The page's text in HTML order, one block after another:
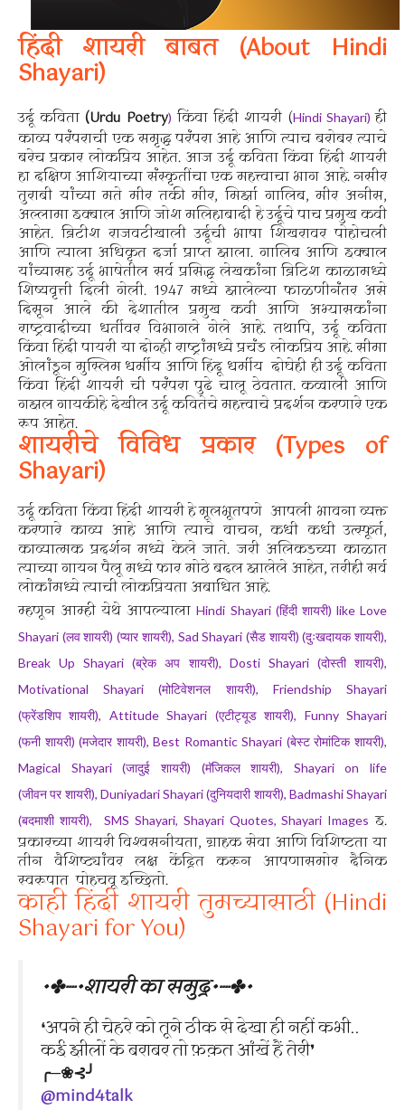
हिंदी शायरी बाबत (About Hindi
Shayari)
उर्दू कविता(Urdu Poetry) किंवा हिंदी शायरी (Hindi Shayari)ही
काव्य परंपराची एक समृद्ध परंपरा आहे आणि त्याच बरोबर त्याचे
बरेच प्रकार लोकप्रिय आहेत. आज उर्दू कविता किंवा हिंदी शायरी
हा दक्षिण आशियाच्या संस्कृतींचा एक महत्त्वाचा भाग आहे. नसीर
तुराबी यांच्या मते मीर तकी मीर, मिर्झा गालिब, मीर अनीस,
अल्लामा इक्बाल आणि जोश मलिहाबादी हे उर्दूचे पाच प्रमुख कवी
आहेत. ब्रिटीश राजवटीखाली उर्दूची भाषा शिखरावर पोहोचली
आणि त्याला अधिकृत दर्जा प्राप्त झाला. गालिब आणि इक्बाल
यांच्यासह उर्दू भाषेतील सर्व प्रसिद्ध लेखकांना ब्रिटिश काळामध्ये
शिष्यवृत्ती दिली गेली. 1947 मध्ये झालेल्या फाळणीनंतर असे
दिसून आले की देशातील प्रमुख कवी आणि अभ्यासकांना
राष्ट्रवादीच्या धर्तीवर विभागले गेले आहे. तथापि, उर्दू कविता
किंवा हिंदी पायरी या दोन्ही राष्ट्रांमध्ये प्रचंड लोकप्रिय आहे. सीमा
ओलांडून मुस्लिम धर्मीय आणि हिंदू धर्मीय दोघेही ही उर्दू कविता
किंवा हिंदी शायरी ची परंपरा पुढे चालू ठेवतात. कव्वाली आणि
गझल गायकीहे देखील उर्दू कवितेचे महत्त्वाचे प्रदर्शन करणारे एक
रूप आहेत.
शायरीचे विविध प्रकार (Types of
Shayari)
उर्दू कविता किंवा हिंदी शायरी हे मूलभूतपणे आपली भावना व्यक्त
करणारे काव्य आहे आणि त्याचे वाचन, कधी कधी उत्स्फूर्त,
काव्यात्मक प्रदर्शन मध्ये केले जाते. जरी अलिकडच्या काळात
त्याच्या गायन पैलू मध्ये फार मोठे बदल झालेले आहेत, तरीही सर्व
लोकांमध्ये त्याची लोकप्रियता अबाधित आहे.
म्हणून आम्ही येथे आपल्यालाHindi Shayari (हिंदी शायरी) like Love
Shayari (लव शायरी) (प्यार शायरी), Sad Shayari (सैड शायरी) (दुःखदायक शायरी),
Break Up Shayari (ब्रेक अप शायरी), Dosti Shayari (दोस्ती शायरी),
Motivational Shayari (मोटिवेशनल शायरी), Friendship Shayari
(फ्रेंडशिप शायरी), Attitude Shayari (एटीट्यूड शायरी), Funny Shayari
(फनी शायरी) (मजेदार शायरी), Best Romantic Shayari (बेस्ट रोमांटिक शायरी),
Magical Shayari (जादुई शायरी) (मॅजिकल शायरी), Shayari on life
(जीवन पर शायरी), Duniyadari Shayari (दुनियदारी शायरी), Badmashi Shayari
(बदमाशी शायरी), SMS Shayari, Shayari Quotes, Shayari Images इ.
प्रकारच्या शायरी विश्वसनीयता, ग्राहक सेवा आणि विशिष्टता या
तीन वैशिष्ट्यांवर लक्ष केंद्रित करून आपणासमोर दैनिक
स्वरूपात पोहचवू इच्छितो.
काही हिंदी शायरी तुमच्यासाठी (Hindi
Shayari for You)
•✤┈•शायरी का समुद्र•┈✤•
❛अपने ही चेहरे को तूने ठीक से देखा ही नहीं कभी..
कई झीलों के बराबर तो फ़क़त आंखें हैं तेरी❜
╭─❀⊰╯
@mind4talk